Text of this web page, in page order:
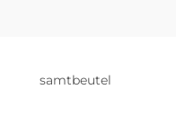
samtbeutel